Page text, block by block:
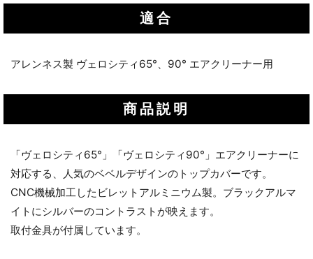
適合
アレンネス製 ヴェロシティ65°、90° エアクリーナー用
商品説明
「ヴェロシティ65°」「ヴェロシティ90°」エアクリーナーに
対応する、人気のベベルデザインのトップカバーです。
CNC機械加工したビレットアルミニウム製。ブラックアルマ
イトにシルバーのコントラストが映えます。
取付金具が付属しています。